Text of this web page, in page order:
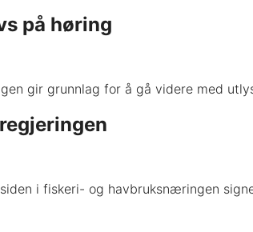
på høring
gir grunnlag for å gå videre med
i fiskeri- og havbruksnæringen